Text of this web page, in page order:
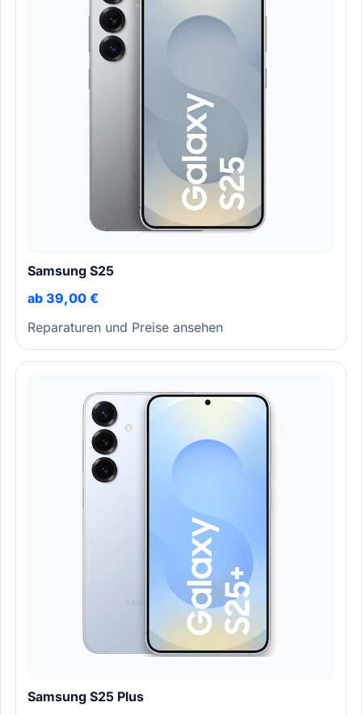
Samsung S25
ab 39,00 €
Reparaturen und Preise ansehen
Samsung S25 Plus